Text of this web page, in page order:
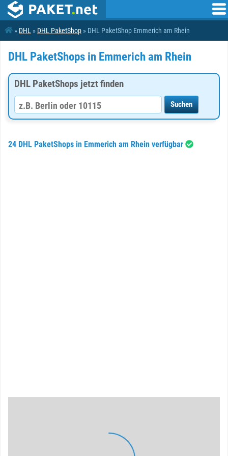
» DHL » DHL PaketShop » DHL PaketShop Emmerich am Rhein
DHL PaketShops in Emmerich am Rhein
DHL PaketShops jetzt finden
24 DHL PaketShops in Emmerich am Rhein verfügbar